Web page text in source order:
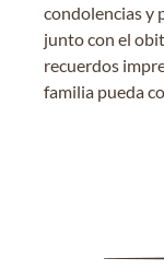
condolencias y
junto con el
recuerdos
familia pueda